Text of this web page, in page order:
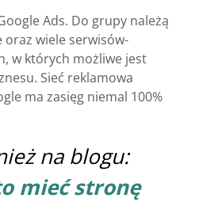
Ads. Do grupy należą
oraz wiele serwisów-
w których możliwe jest
Sieć reklamowa
ma zasięg niemal 100%
na blogu:
mieć stronę